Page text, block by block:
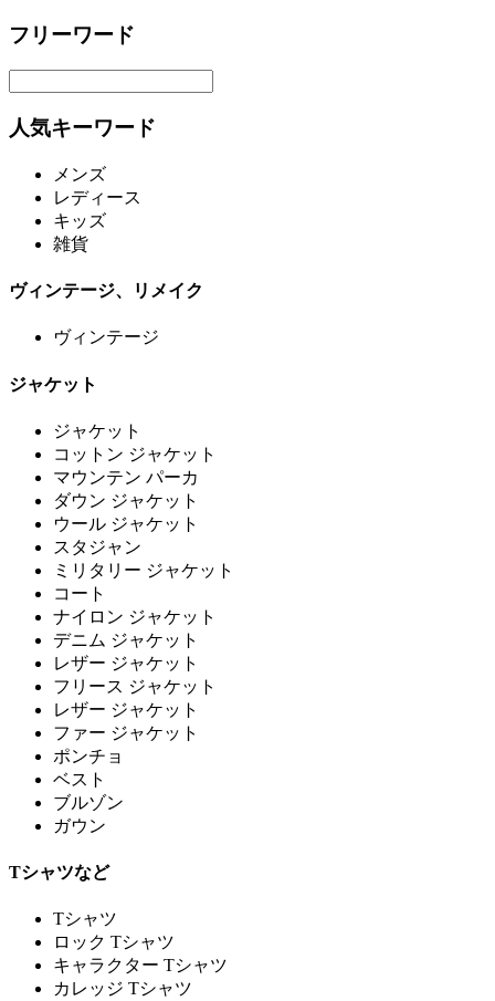
フリーワード
人気キーワード
メンズ
レディース
キッズ
雑貨
ヴィンテージ、リメイク
ヴィンテージ
ジャケット
ジャケット
コットン ジャケット
マウンテン パーカ
ダウン ジャケット
ウール ジャケット
スタジャン
ミリタリー ジャケット
コート
ナイロン ジャケット
デニム ジャケット
レザー ジャケット
フリース ジャケット
レザー ジャケット
ファー ジャケット
ポンチョ
ベスト
ブルゾン
ガウン
Tシャツなど
Tシャツ
ロック Tシャツ
キャラクター Tシャツ
カレッジ Tシャツ